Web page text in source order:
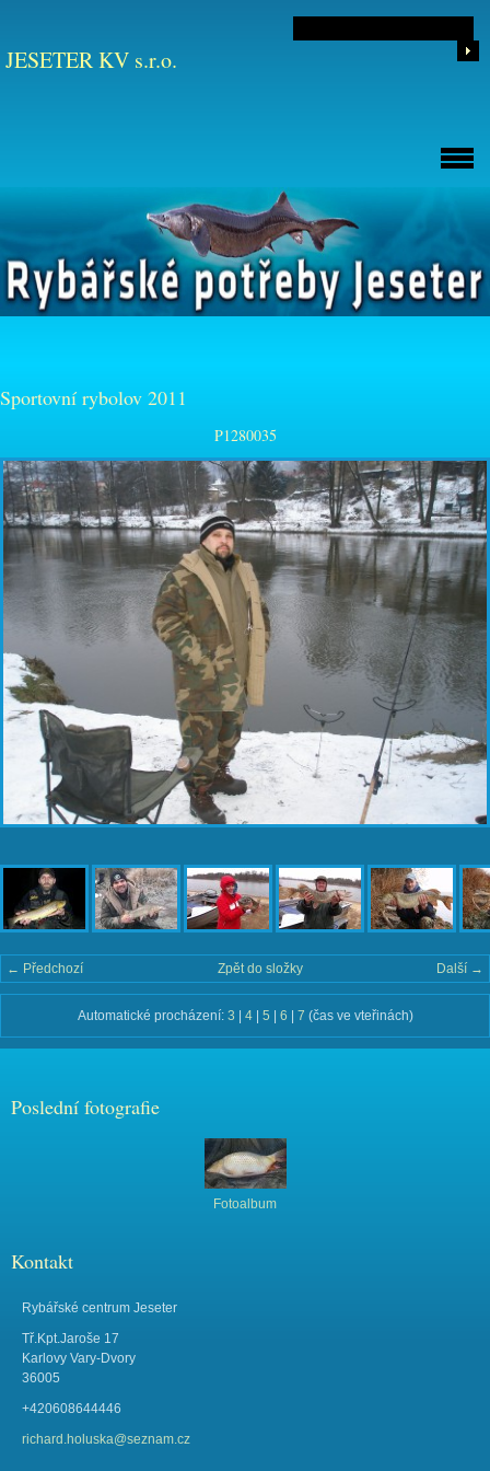
JESETER KV s.r.o.
Sportovní rybolov 2011
P1280035
← Předchozí Další →
Zpět do složky
Automatické procházení: 3 | 4| 5 | 6 | 7 (čas ve vteřinách)
Poslední fotografie
Fotoalbum
Kontakt
Rybářské centrum Jeseter
Tř.Kpt.Jaroše 17
Karlovy Vary-Dvory
36005
+420608644446
richard.holuska@seznam.cz